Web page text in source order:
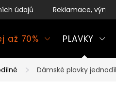
údajů Reklamace,
až 70% PLAVKY
Dámské plavky